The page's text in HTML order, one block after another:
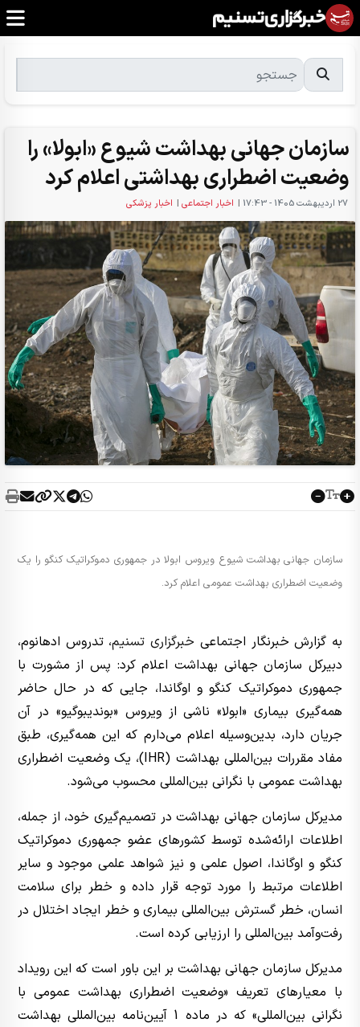
سازمان جهانی بهداشت شیوع «ابولا» را
وضعیت اضطراری بهداشتی اعلام کرد
27 ارديبهشت 1405 - 17:43 | اخبار اجتماعی | اخبار پزشکی
سازمان جهانی بهداشت شیوع ویروس ابولا در جمهوری دموکراتیک کنگو را یک
وضعیت اضطراری بهداشت عمومی اعلام کرد.
به گزارش خبرنگار اجتماعی خبرگزاری تسنیم، تدروس ادهانوم،
دبیرکل سازمان جهانی بهداشت اعلام کرد: پس از مشورت با
جمهوری دموکراتیک کنگو و اوگاندا، جایی که در حال حاضر
همه‌گیری بیماری «ابولا» ناشی از ویروس «بوندیبوگیو» در آن
جریان دارد، بدین‌وسیله اعلام می‌دارم که این همه‌گیری، طبق
مفاد مقررات بین‌المللی بهداشت (IHR)، یک وضعیت اضطراری
بهداشت عمومی با نگرانی بین‌المللی محسوب می‌شود.
مدیرکل سازمان جهانی بهداشت در تصمیم‌گیری خود، از جمله،
اطلاعات ارائه‌شده توسط کشورهای عضو جمهوری دموکراتیک
کنگو و اوگاندا، اصول علمی و نیز شواهد علمی موجود و سایر
اطلاعات مرتبط را مورد توجه قرار داده و خطر برای سلامت
انسان، خطر گسترش بین‌المللی بیماری و خطر ایجاد اختلال در
رفت‌وآمد بین‌المللی را ارزیابی کرده است.
مدیرکل سازمان جهانی بهداشت بر این باور است که این رویداد
با معیارهای تعریف «وضعیت اضطراری بهداشت عمومی با
نگرانی بین‌المللی» که در ماده 1 آیین‌نامه بین‌المللی بهداشت